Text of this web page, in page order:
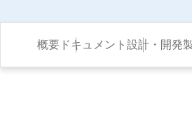
概要 ドキュメント設計・開発